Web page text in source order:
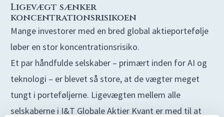
Ligevægt sænker
koncentrationsrisikoen
Mange investorer med en bred global aktieportefølje
løber en stor koncentrationsrisiko.
Et par håndfulde selskaber – primært inden for AI og
teknologi – er blevet så store, at de vægter meget
tungt i porteføljerne. Ligevægten mellem alle
selskaberne i I&T Globale Aktier Kvant er med til at